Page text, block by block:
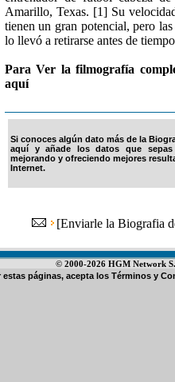
Amarillo, Texas. [1] Su
tienen un gran potencial, pero
lo llevó a retirarse antes de
Para Ver la filmografía
aquí
Si conoces algún dato más de la
aquí y añade los datos que
mejorando y ofreciendo mejores
Internet.
[Enviarle la Biografia
© 2000-2026 HGM Network
estas páginas, acepta los Términos y